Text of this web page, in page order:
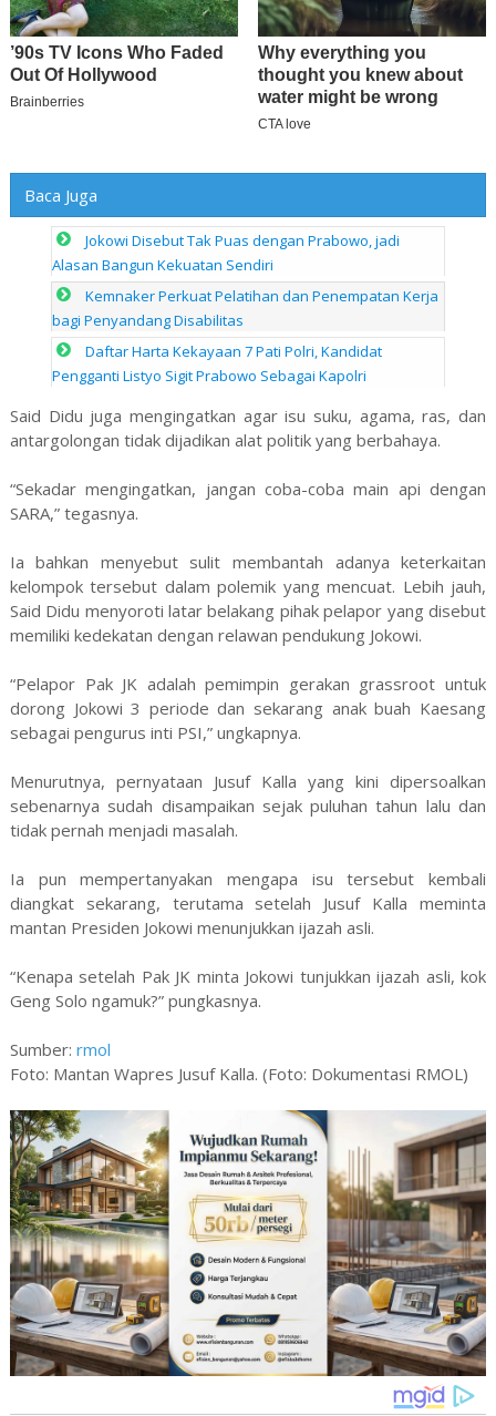
Baca Juga
Jokowi Disebut Tak Puas dengan Prabowo, jadi
Alasan Bangun Kekuatan Sendiri
Kemnaker Perkuat Pelatihan dan Penempatan Kerja
bagi Penyandang Disabilitas
Daftar Harta Kekayaan 7 Pati Polri, Kandidat
Pengganti Listyo Sigit Prabowo Sebagai Kapolri
Said Didu juga mengingatkan agar isu suku, agama, ras, dan
antargolongan tidak dijadikan alat politik yang berbahaya.
“Sekadar mengingatkan, jangan coba-coba main api dengan
SARA,” tegasnya.
Ia bahkan menyebut sulit membantah adanya keterkaitan
kelompok tersebut dalam polemik yang mencuat. Lebih jauh,
Said Didu menyoroti latar belakang pihak pelapor yang disebut
memiliki kedekatan dengan relawan pendukung Jokowi.
“Pelapor Pak JK adalah pemimpin gerakan grassroot untuk
dorong Jokowi 3 periode dan sekarang anak buah Kaesang
sebagai pengurus inti PSI,” ungkapnya.
Menurutnya, pernyataan Jusuf Kalla yang kini dipersoalkan
sebenarnya sudah disampaikan sejak puluhan tahun lalu dan
tidak pernah menjadi masalah.
Ia pun mempertanyakan mengapa isu tersebut kembali
diangkat sekarang, terutama setelah Jusuf Kalla meminta
mantan Presiden Jokowi menunjukkan ijazah asli.
“Kenapa setelah Pak JK minta Jokowi tunjukkan ijazah asli, kok
Geng Solo ngamuk?” pungkasnya.
Sumber: rmol
Foto: Mantan Wapres Jusuf Kalla. (Foto: Dokumentasi RMOL)